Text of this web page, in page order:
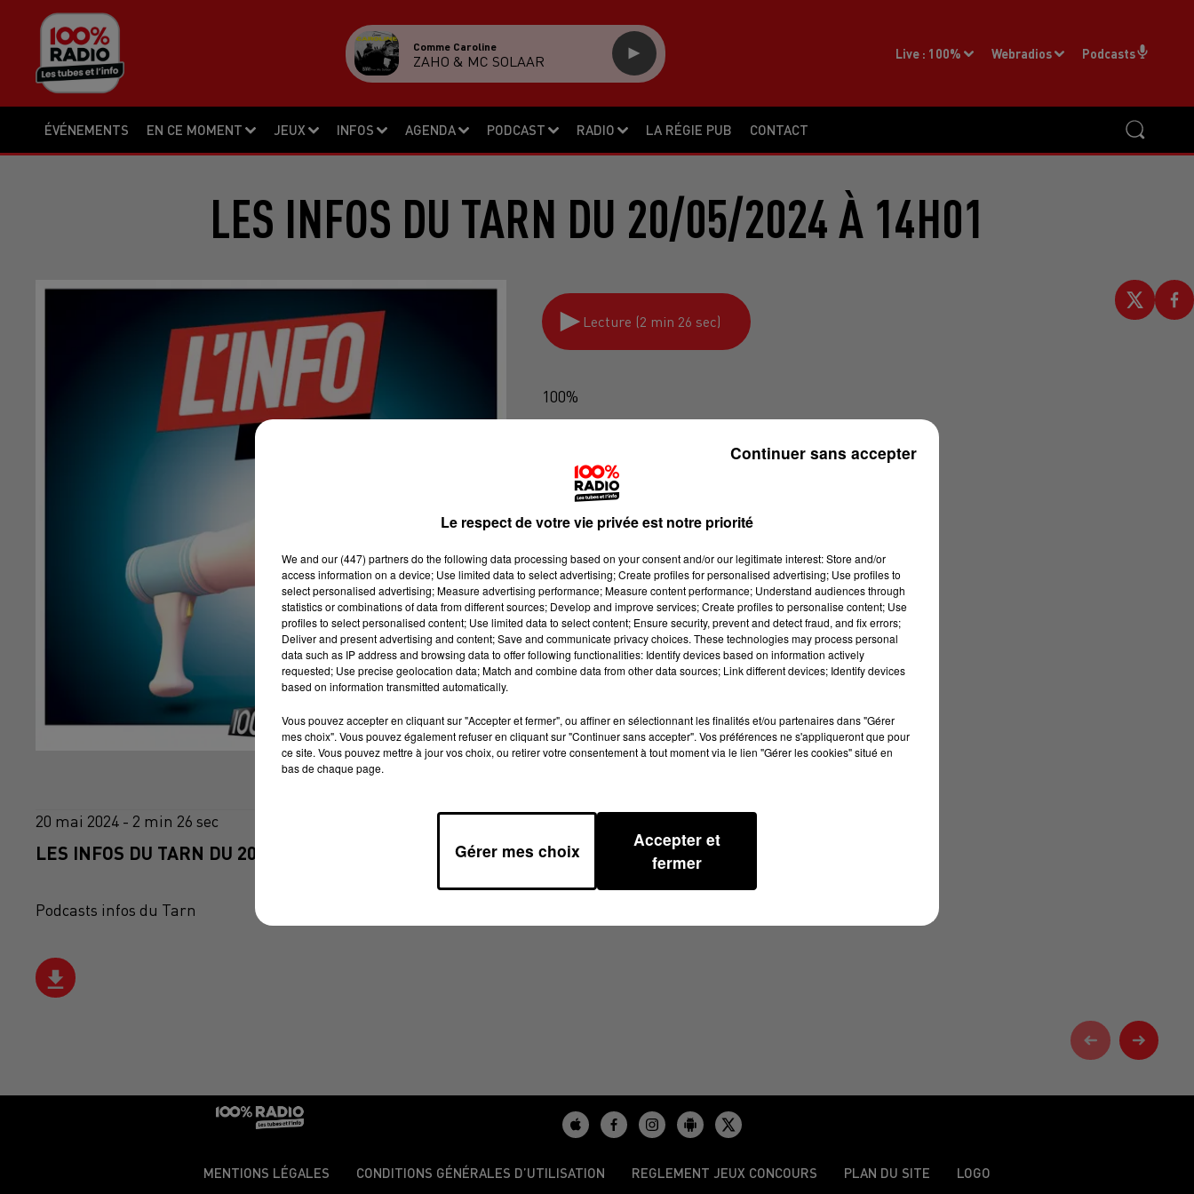
ÉVÉNEMENTS EN CE MOMENT JEUX INFOS AGENDA PODCAST RADIO LA RÉGIE PUB CONTACT
Live : 100% Webradios Podcasts
Comme Caroline
ZAHO & MC SOLAAR
LES INFOS DU TARN DU 20/05/2024 À 14H01
Lecture (2 min 26 sec)
100%
20 mai 2024 - 2 min 26 sec
LES INFOS DU TARN DU 20/05/2024 À 14H01
Podcasts infos du Tarn
MENTIONS LÉGALES CONDITIONS GÉNÉRALES D’UTILISATION REGLEMENT JEUX CONCOURS PLAN DU SITE LOGO
Le respect de votre vie privée est notre priorité
We and our (447) partnersdo the following data processing based on your consent and/or our legitimate interest: Store and/or
access information on a device; Use limited data to select advertising; Create profiles for personalised advertising; Use profiles to
select personalised advertising; Measure advertising performance; Measure content performance; Understand audiences through
statistics or combinations of data from different sources; Develop and improve services; Create profiles to personalise content; Use
profiles to select personalised content; Use limited data to select content; Ensure security, prevent and detect fraud, and fix errors;
Deliver and present advertising and content; Save and communicate privacy choices. These technologies may process personal
data such as IP address and browsing data to offer following functionalities: Identify devices based on information actively
requested; Use precise geolocation data; Match and combine data from other data sources; Link different devices; Identify devices
based on information transmitted automatically.
Vous pouvez accepter en cliquant sur "Accepter et fermer", ou affiner en sélectionnant les finalités et/ou partenaires dans "Gérer
mes choix". Vous pouvez également refuser en cliquant sur "Continuer sans accepter". Vos préférences ne s'appliqueront que pour
ce site. Vous pouvez mettre à jour vos choix, ou retirer votre consentement à tout moment via le lien "Gérer les cookies" situé en
bas de chaque page.
Gérer mes choix
Accepter et
fermer
Continuer sans accepter